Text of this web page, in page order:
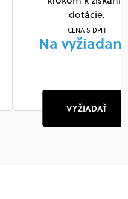
dotácie.
CENA S DPH
Na
VYŽIADAŤ